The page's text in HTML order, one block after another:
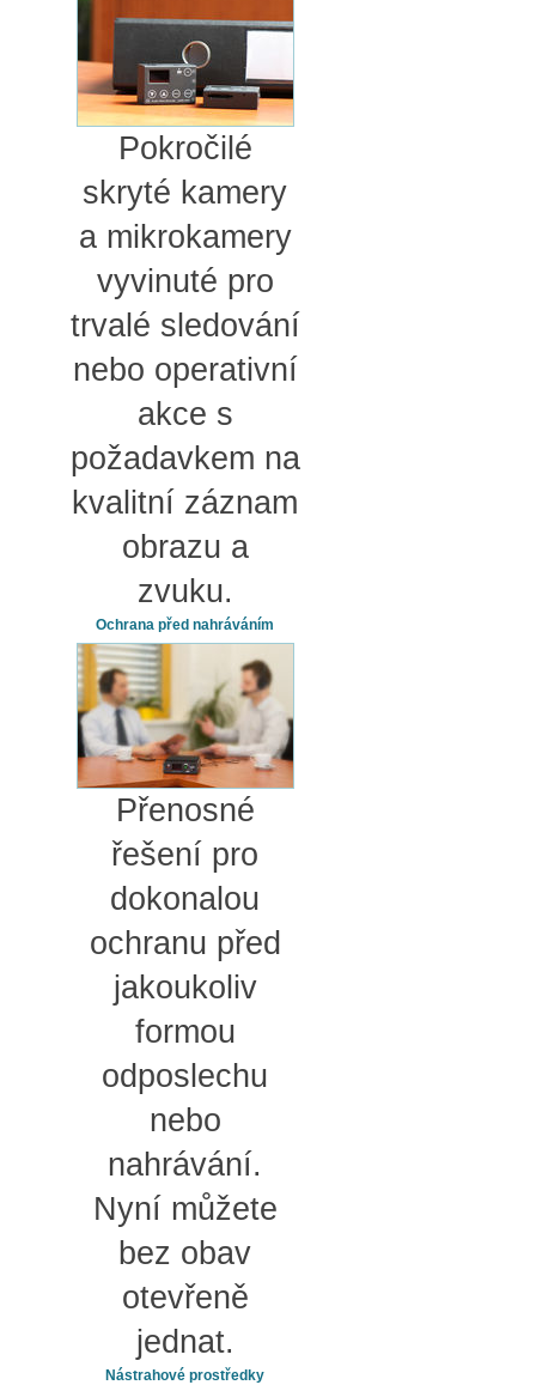
Pokročilé
skryté kamery
a mikrokamery
vyvinuté pro
trvalé sledování
nebo operativní
akce s
požadavkem na
kvalitní záznam
obrazu a
zvuku.
Ochrana před nahráváním
Přenosné
řešení pro
dokonalou
ochranu před
jakoukoliv
formou
odposlechu
nebo
nahrávání.
Nyní můžete
bez obav
otevřeně
jednat.
Nástrahové prostředky